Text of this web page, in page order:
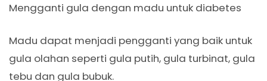
Mengganti gula dengan madu untuk diabetes
Madu dapat menjadi pengganti yang baik untuk
gula olahan seperti gula putih, gula turbinat, gula
tebu dan gula bubuk.